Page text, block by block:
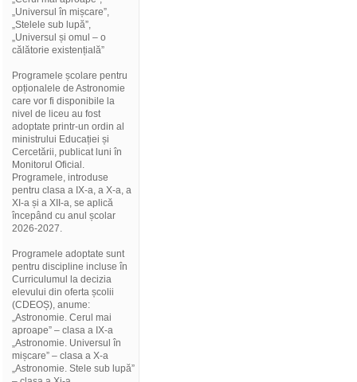
„Universul în mișcare”,
„Stelele sub lupă”,
„Universul și omul – o
călătorie existențială”
Programele școlare pentru
opționalele de Astronomie
care vor fi disponibile la
nivel de liceu au fost
adoptate printr-un ordin al
ministrului Educației și
Cercetării, publicat luni în
Monitorul Oficial.
Programele, introduse
pentru clasa a IX-a, a X-a, a
XI-a și a XII-a, se aplică
începând cu anul școlar
2026-2027.
Programele adoptate sunt
pentru discipline incluse în
Curriculumul la decizia
elevului din oferta școlii
(CDEOȘ), anume:
„Astronomie. Cerul mai
aproape” – clasa a IX-a
„Astronomie. Universul în
mișcare” – clasa a X-a
„Astronomie. Stele sub lupă”